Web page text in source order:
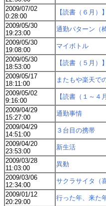
2009/07/02
0:28:00
【読書（６月）】
2009/05/30
19:23:00
通勤パターン（
2009/05/30
19:08:00
マイボトル
2009/05/30
18:53:00
【読書（５月）】
2009/05/17
18:11:00
またもや楽天で
2009/05/02
9:16:00
【読書（１～４
2009/04/29
15:27:00
通勤事情
2009/04/29
14:51:00
３台目の携帯
2009/04/20
23:53:00
新生活
2009/03/28
11:03:00
異動
2009/03/06
12:34:00
サクラサイタ（喜
2009/01/12
20:29:00
行った年、来た